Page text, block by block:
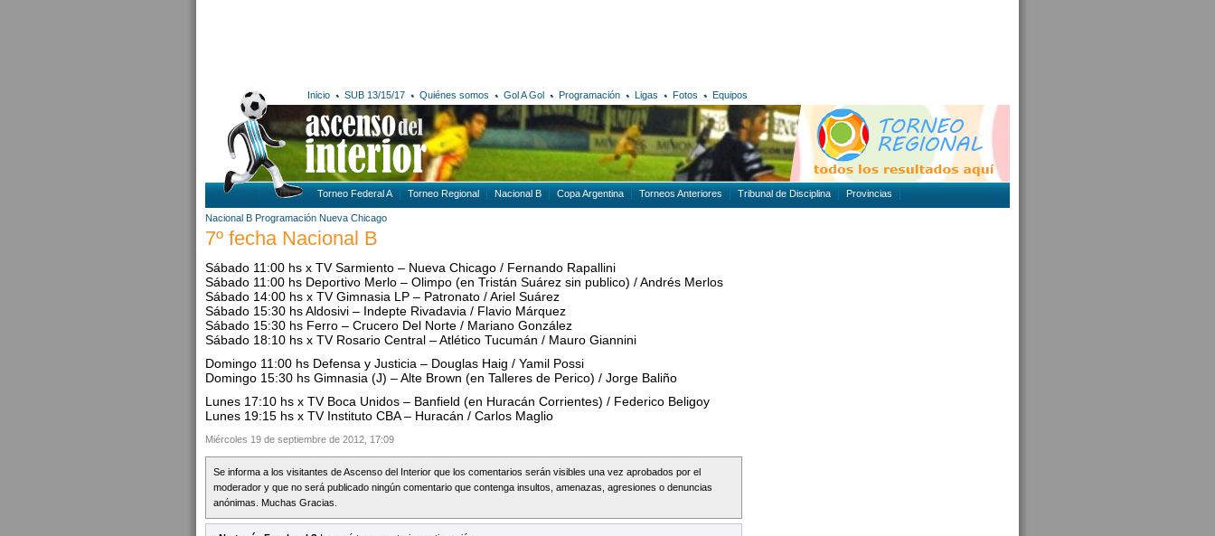
Inicio SUB 13/15/17 Quiénes somos Gol A Gol Programación Ligas Fotos Equipos
Torneo Federal A Torneo Regional Nacional B Copa Argentina Torneos Anteriores Tribunal de Disciplina Provincias
Nacional B Programación Nueva Chicago
7º fecha Nacional B
Sábado 11:00 hs x TV Sarmiento – Nueva Chicago / Fernando Rapallini
Sábado 11:00 hs Deportivo Merlo – Olimpo (en Tristán Suárez sin publico) / Andrés Merlos
Sábado 14:00 hs x TV Gimnasia LP – Patronato / Ariel Suárez
Sábado 15:30 hs Aldosivi – Indepte Rivadavia / Flavio Márquez
Sábado 15:30 hs Ferro – Crucero Del Norte / Mariano González
Sábado 18:10 hs x TV Rosario Central – Atlético Tucumán / Mauro Giannini
Domingo 11:00 hs Defensa y Justicia – Douglas Haig / Yamil Possi
Domingo 15:30 hs Gimnasia (J) – Alte Brown (en Talleres de Perico) / Jorge Baliño
Lunes 17:10 hs x TV Boca Unidos – Banfield (en Huracán Corrientes) / Federico Beligoy
Lunes 19:15 hs x TV Instituto CBA – Huracán / Carlos Maglio
Miércoles 19 de septiembre de 2012, 17:09
Se informa a los visitantes de Ascenso del Interior que los comentarios serán visibles una vez aprobados por el
moderador y que no será publicado ningún comentario que contenga insultos, amenazas, agresiones o denuncias
anónimas. Muchas Gracias.